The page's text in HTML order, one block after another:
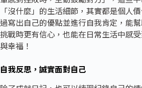
「沒什麼」的生活細節，其實都是個人
過寫出自己的優點並進行自我肯定，能
挑戰時更有信心，也能在日常生活中感
與幸福！
自我反思，誠實面對自己